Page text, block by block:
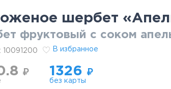
шербет
фруктовый с соком
10091200 В избранное
₽ 1326 ₽
без карты